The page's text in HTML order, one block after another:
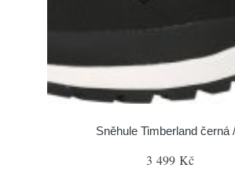
Sněhule Timberland černá
3 499 Kč